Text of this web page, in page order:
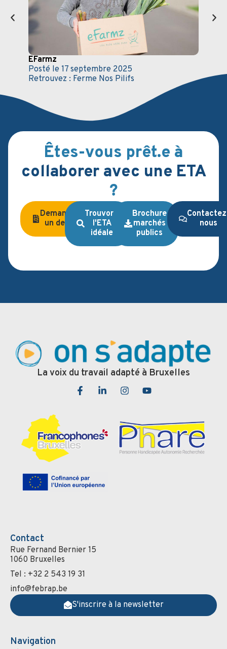
EFarmz
Posté le 17 septembre 2025
Retrouvez : Ferme Nos Pilifs
Êtes-vous prêt.e à
collaborer avec une ETA
?
Demandez
un devis
Trouvons
l'ETA
idéale
Brochure
marchés
publics
nous
La voix du travail adapté à Bruxelles
Navigation
Contact
Rue Fernand Bernier 15
1060 Bruxelles
Tel : +32 2 543 19 31
info@febrap.be
S'inscrire à la newsletter